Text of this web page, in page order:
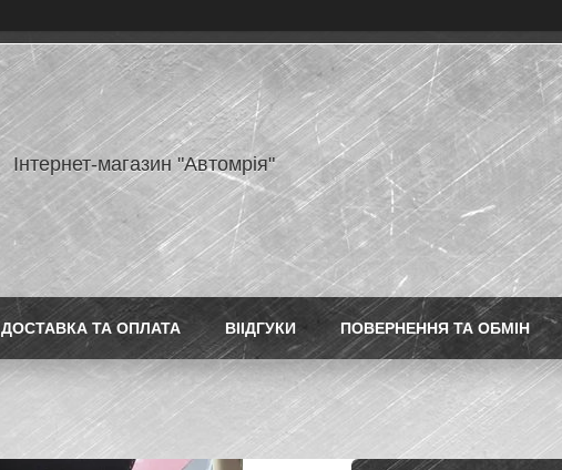
Інтернет-магазин "Автомрія"
ДОСТАВКА ТА ОПЛАТА ВІІДГУКИ ПОВЕРНЕННЯ ТА ОБМІН